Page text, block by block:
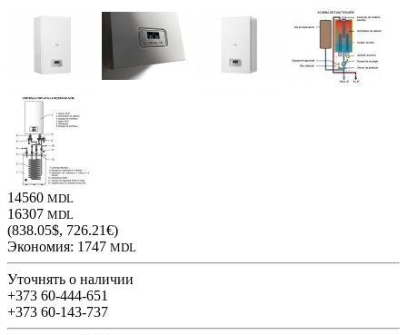
14560 MDL
16307 MDL
(838.05$, 726.21€)
Экономия: 1747 MDL
Уточнять о наличии
+373 60-444-651
+373 60-143-737